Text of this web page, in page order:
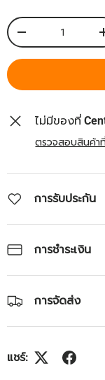
จำนวน
ลดจำนวน
ไม่มีของที่
ตรวจสอบสินค้า
การรับประกัน
การชำระเงิน
การจัดส่ง
แชร์: